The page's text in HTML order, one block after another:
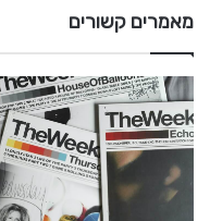
i
o
n
s
מאמרים קשורים